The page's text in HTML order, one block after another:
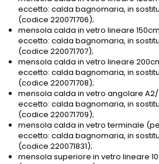
eccetto: calda bagnomaria, in
(codice 220071706);
mensola calda in vetro lineare
eccetto: calda bagnomaria, in
(codice 220071707);
mensola calda in vetro lineare
eccetto: calda bagnomaria, in
(codice 220071708);
mensola calda in vetro angolare
eccetto: calda bagnomaria, in
(codice 220071709);
mensola calda in vetro terminale
eccetto: calda bagnomaria, in
(codice 220071831);
mensola superiore in vetro lineare